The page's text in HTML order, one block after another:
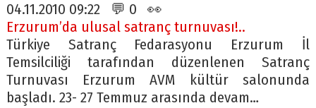
04.11.2010 09:22 💬 0 👀
Erzurum’da ulusal satranç turnuvası!..
Türkiye Satranç Fedarasyonu Erzurum İl
Temsilciliği tarafından düzenlenen Satranç
Turnuvası Erzurum AVM kültür salonunda
başladı. 23- 27 Temmuz arasında devam…